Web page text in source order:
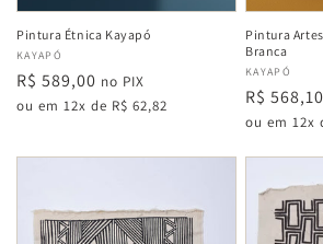
Pintura Étnica Kayapó
Fabricante:
KAYAPÓ
Preço
normal
R$ 589,00 no PIX
ou em 12x de R$ 62,82
Pintura
Branca
Fabricante:
KAYAPÓ
Preço
normal
R$ 568,10
ou em 12x